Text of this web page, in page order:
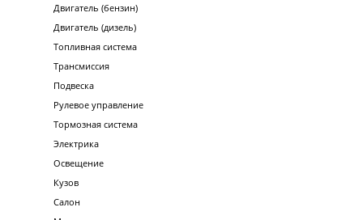
Двигатель (бензин)
Двигатель (дизель)
Топливная система
Трансмиссия
Подвеска
Рулевое управление
Тормозная система
Электрика
Освещение
Кузов
Салон